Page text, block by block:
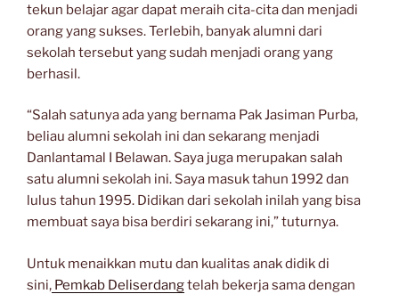
tekun belajar agar dapat meraih cita-cita dan menjadi
orang yang sukses. Terlebih, banyak alumni dari
sekolah tersebut yang sudah menjadi orang yang
berhasil.
“Salah satunya ada yang bernama Pak Jasiman Purba,
beliau alumni sekolah ini dan sekarang menjadi
Danlantamal I Belawan. Saya juga merupakan salah
satu alumni sekolah ini. Saya masuk tahun 1992 dan
lulus tahun 1995. Didikan dari sekolah inilah yang bisa
membuat saya bisa berdiri sekarang ini,” tuturnya.
Untuk menaikkan mutu dan kualitas anak didik di
sini, Pemkab Deliserdangtelah bekerja sama dengan